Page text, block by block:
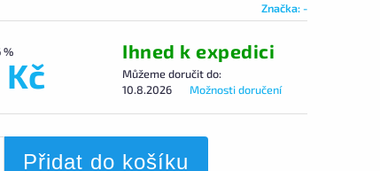
Značka:-
% Ihned k expedici
Můžeme doručit do:
10.8.2026
Možnosti doručení
Přidat do košíku